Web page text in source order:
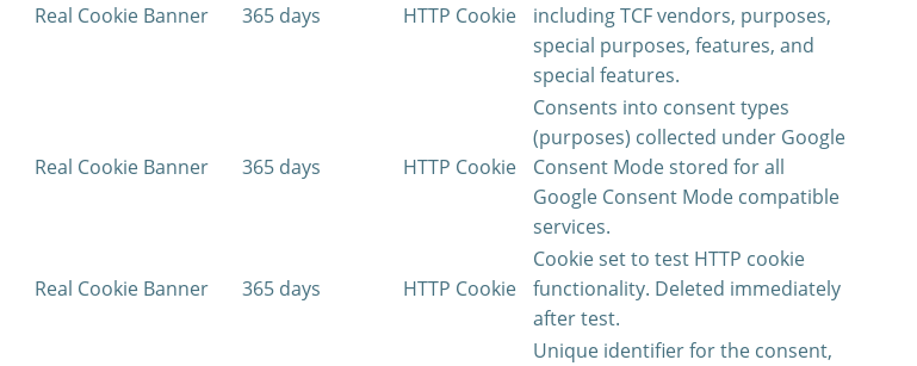
Real Cookie Banner 365 days HTTP Cookie
including TCF vendors, purposes,
special purposes, features, and
special features.
Real Cookie Banner 365 days HTTP Cookie
Consents into consent types
(purposes) collected under Google
Consent Mode stored for all
Google Consent Mode compatible
services.
Real Cookie Banner 365 days HTTP Cookie
Cookie set to test HTTP cookie
functionality. Deleted immediately
after test.
Unique identifier for the consent,